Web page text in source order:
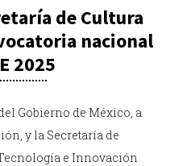
de Cultura
nacional
2025
Gobierno de México, a
y la Secretaría de
e Innovación